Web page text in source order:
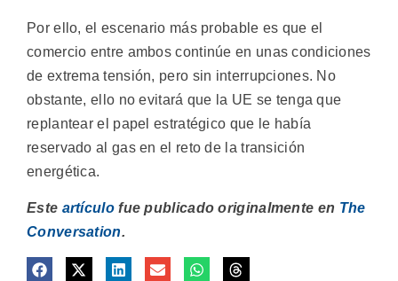
Por ello, el escenario más probable es que el
comercio entre ambos continúe en unas condiciones
de extrema tensión, pero sin interrupciones. No
obstante, ello no evitará que la UE se tenga que
replantear el papel estratégico que le había
reservado al gas en el reto de la transición
energética.
Este artículofue publicado originalmente en The
Conversation.